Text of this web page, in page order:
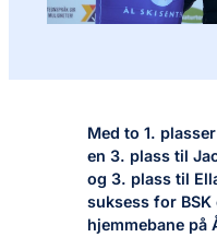
Med to 1.
en 3. plass til
og 3. plass til
suksess for BSK
hjemmebane på